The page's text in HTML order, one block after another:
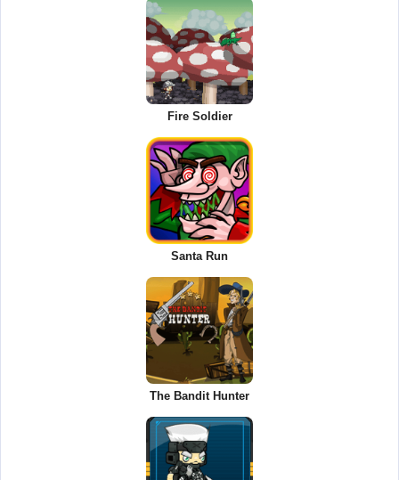
Fire Soldier
Santa Run
The Bandit Hunter